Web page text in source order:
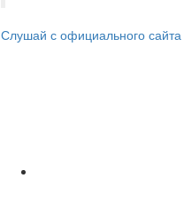
Слушай с официального сайта